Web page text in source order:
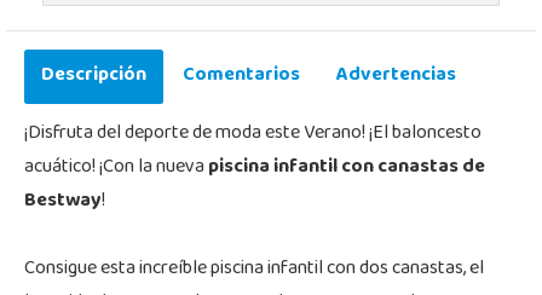
Descripción Comentarios
Advertencias
¡Disfruta del deporte de moda este Verano! ¡El baloncesto
acuático! ¡Con la nuevapiscina infantil con canastas de
Bestway!
Consigue esta increíble piscina infantil con dos canastas, el